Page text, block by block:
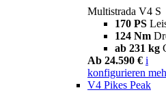
Multistrada V4 S
170 PS
124 Nm
ab 231 kg
Ab 24.590 € i
konfigurieren
V4 Pikes Peak